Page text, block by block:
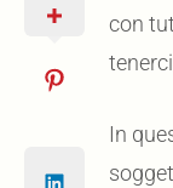
con
In